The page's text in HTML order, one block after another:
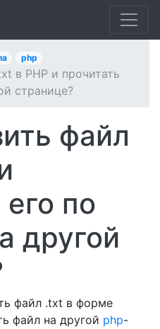
php
в PHP и прочитать
странице?
файл
по
другой
файл .txt в форме
файл на другой php-